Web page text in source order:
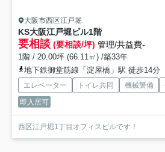
大阪市西区江戸堀
KS大阪江戸堀ビル1階
要相談 (要相談/坪) 管理/共益費-
1階 / 20.00坪 (66.11㎡) /築33年
地下鉄御堂筋線「淀屋橋」駅 徒歩14分
エレベーター トイレ共同 機械警備
即入居可
西区江戸堀1丁目オフィスビルです！